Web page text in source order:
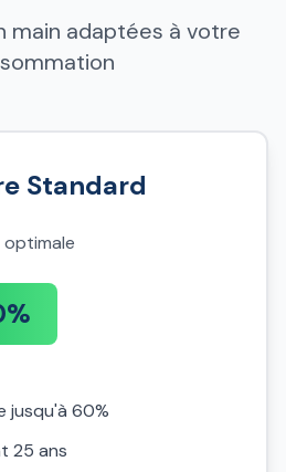
main adaptées à votre
Standard
jusqu'à 60%
25 ans